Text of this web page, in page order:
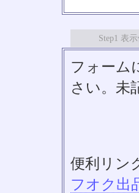
Step1 表示
フォーム
さい。未
便利リン
フオク出